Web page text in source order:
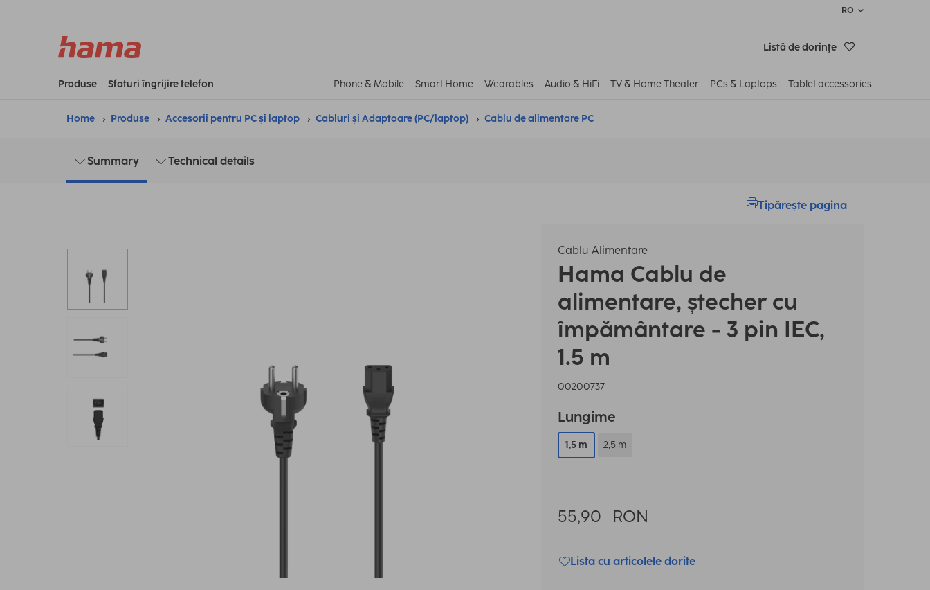
RO
Listă de dorinţe
Produse Sfaturi îngrijire telefon Phone & Mobile Smart Home Wearables Audio & HiFi TV & Home Theater PCs & Laptops Tablet accessories
Home Produse Accesorii pentru PC și laptop Cabluri și Adaptoare (PC/laptop) Cablu de alimentare PC
Summary Technical details
Tipărește pagina
Cablu Alimentare
Hama Cablu de
alimentare, ștecher cu
împământare - 3 pin IEC,
1.5 m
00200737
Lungime
1,5 m 2,5 m
55,90 RON
Lista cu articolele dorite